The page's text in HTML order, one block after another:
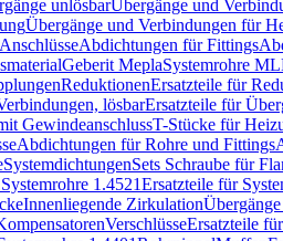
unlösbarÜbergänge und
Übergänge und Verbindungen für
Abdichtungen für Fittings
Geberit MeplaSystemrohre ML
ReduktionenErsatzteile für
lösbarErsatzteile für
GewindeanschlussT-Stücke für
Abdichtungen für Rohre und Fittings
SystemdichtungenSets Schraube für
Systemrohre 1.4521Ersatzteile für
Innenliegende Zirkulation
VerschlüsseErsatzteile